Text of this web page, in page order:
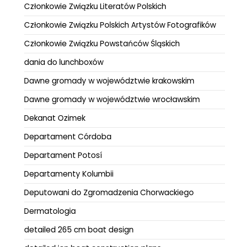
Członkowie Związku Literatów Polskich
Członkowie Związku Polskich Artystów Fotografików
Członkowie Związku Powstańców Śląskich
dania do lunchboxów
Dawne gromady w województwie krakowskim
Dawne gromady w województwie wrocławskim
Dekanat Ozimek
Departament Córdoba
Departament Potosí
Departamenty Kolumbii
Deputowani do Zgromadzenia Chorwackiego
Dermatologia
detailed 265 cm boat design